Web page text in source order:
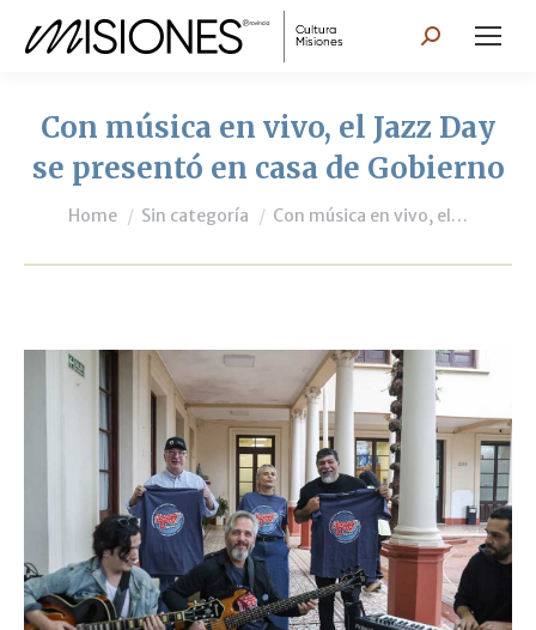
Search:
Con música en vivo, el Jazz Day
se presentó en casa de Gobierno
You are here:
Home Sin categoría Con música en vivo, el…